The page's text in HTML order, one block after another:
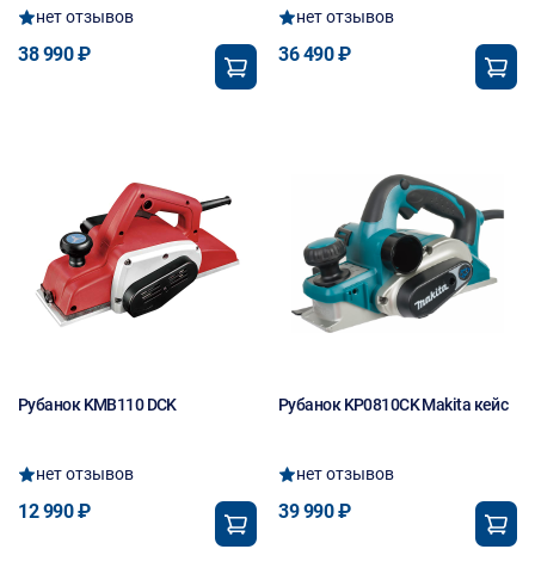
нет отзывов
38 990 ₽
нет отзывов
36 490 ₽
Рубанок KMB110 DCK
нет отзывов
12 990 ₽
Рубанок KP0810CK Makita кейс
нет отзывов
39 990 ₽